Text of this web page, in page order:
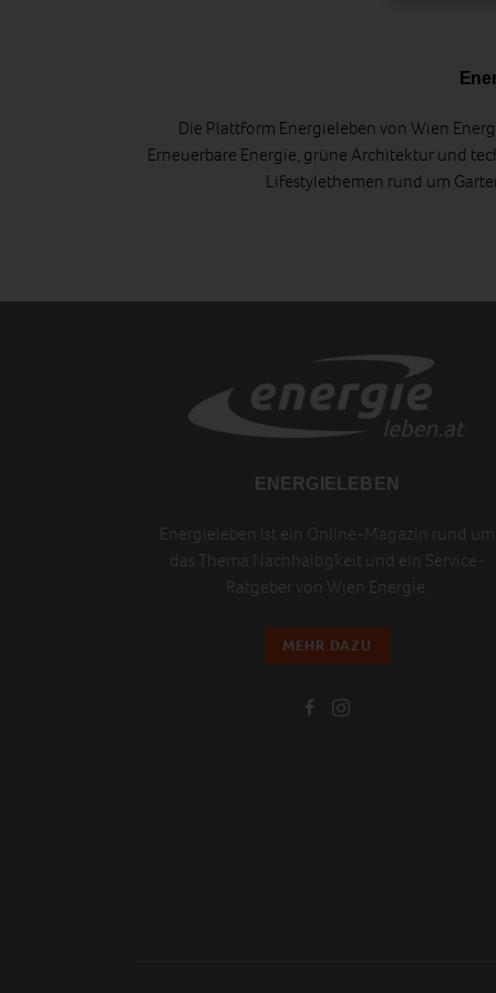
Die Plattform Energieleben von Wien
Erneuerbare Energie, grüne Architektur und
Lifestylethemen rund um
ENERGIELEBEN
Energieleben ist ein Online-Magazin rund um
das Thema Nachhaltigkeit und ein Service-
Ratgeber von Wien Energie.
MEHR DAZU